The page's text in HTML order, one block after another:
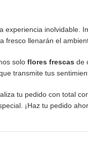
experiencia inolvidable.
fresco llenarán el
solo flores frescas de
transmite tus
tu pedido con total
¡Haz tu pedido